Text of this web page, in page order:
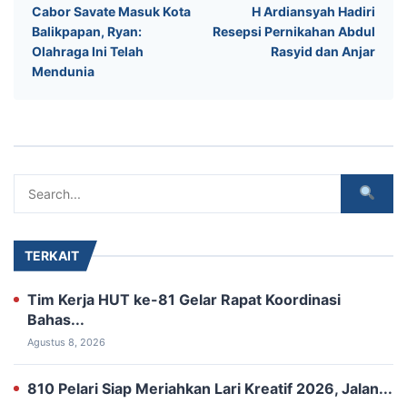
Cabor Savate Masuk Kota
Balikpapan, Ryan:
Olahraga Ini Telah
Mendunia
H Ardiansyah Hadiri
Resepsi Pernikahan Abdul
Rasyid dan Anjar
TERKAIT
Tim Kerja HUT ke-81 Gelar Rapat Koordinasi
Bahas...
Agustus 8, 2026
810 Pelari Siap Meriahkan Lari Kreatif 2026, Jalan...